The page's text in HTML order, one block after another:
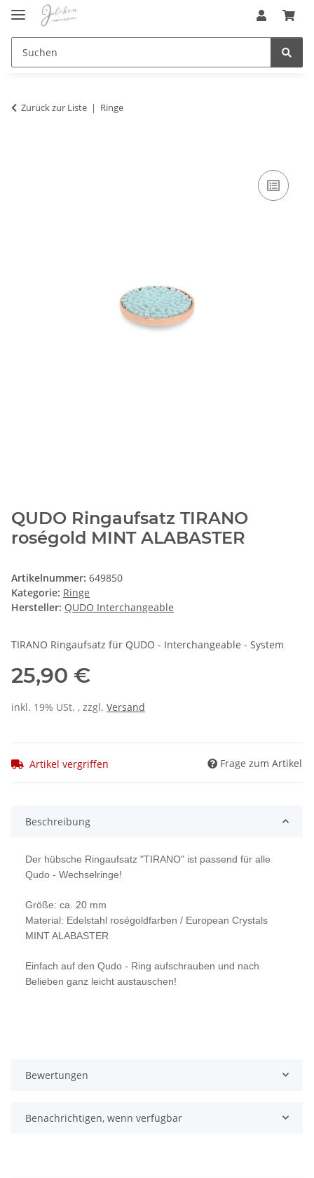
Zurück zur Liste Ringe
QUDO Ringaufsatz TIRANO
roségold MINT ALABASTER
Artikelnummer: 649850
Kategorie: Ringe
Hersteller: QUDO Interchangeable
TIRANO Ringaufsatz für QUDO - Interchangeable - System
25,90 €
inkl. 19% USt. , zzgl. Versand
Artikel vergriffen Frage zum Artikel
Beschreibung
Der hübsche Ringaufsatz "TIRANO" ist passend für alle
Qudo - Wechselringe!
Größe: ca. 20 mm
Material: Edelstahl roségoldfarben / European Crystals
MINT ALABASTER
Einfach auf den Qudo - Ring aufschrauben und nach
Belieben ganz leicht austauschen!
Bewertungen
Benachrichtigen, wenn verfügbar